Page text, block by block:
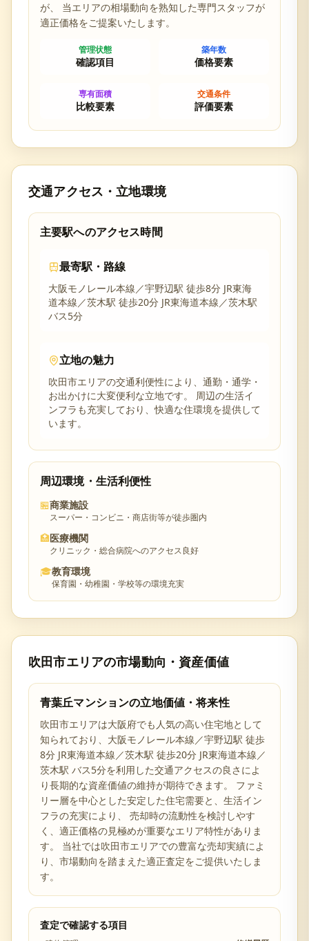
が、 当エリアの相場動向を熟知した専門スタッフが
適正価格をご提案いたします。
管理状態
確認項目
築年数
価格要素
専有面積
比較要素
交通条件
評価要素
交通アクセス・立地環境
主要駅へのアクセス時間
最寄駅・路線
大阪モノレール本線／宇野辺駅 徒歩8分 JR東海
道本線／茨木駅 徒歩20分 JR東海道本線／茨木駅
バス5分
立地の魅力
吹田市エリアの交通利便性により、通勤・通学・
お出かけに大変便利な立地です。 周辺の生活イ
ンフラも充実しており、快適な住環境を提供して
います。
周辺環境・生活利便性
🏪商業施設
スーパー・コンビニ・商店街等が徒歩圏内
🏥医療機関
クリニック・総合病院へのアクセス良好
🎓教育環境
保育園・幼稚園・学校等の環境充実
吹田市エリアの市場動向・資産価値
青葉丘マンションの立地価値・将来性
吹田市エリアは大阪府でも人気の高い住宅地として
知られており、 大阪モノレール本線／宇野辺駅 徒歩
8分 JR東海道本線／茨木駅 徒歩20分 JR東海道本線／
茨木駅 バス5分を利用した交通アクセスの良さ によ
り長期的な資産価値の維持が期待できます。 ファミ
リー層を中心とした安定した住宅需要と、生活イン
フラの充実により、 売却時の流動性を検討しやす
く、適正価格の見極めが重要なエリア特性がありま
す。 当社では吹田市エリアでの豊富な売却実績によ
り、市場動向を踏まえた適正査定をご提供いたしま
す。
査定で確認する項目